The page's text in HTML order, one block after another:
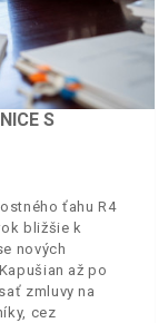
S
ťahu R4
bližšie k
nových
až po
zmluvy na
cez